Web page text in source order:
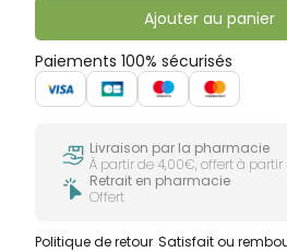
Ajouter au panier
Paiements 100% sécurisés
Livraison par la pharmacie
À partir de 4,00€, offert à
Retrait en pharmacie
Offert
Politique de retour Satisfait ou